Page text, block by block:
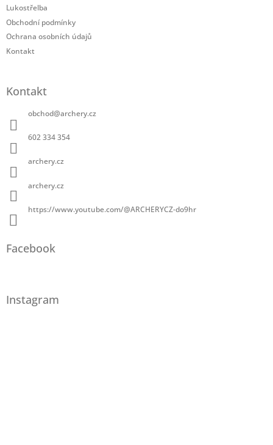
Lukostřelba
Obchodní podmínky
Ochrana osobních údajů
Kontakt
Kontakt
obchod@archery.cz
602 334 354
archery.cz
archery.cz
https://www.youtube.com/@ARCHERYCZ-do9hr
Facebook
Instagram